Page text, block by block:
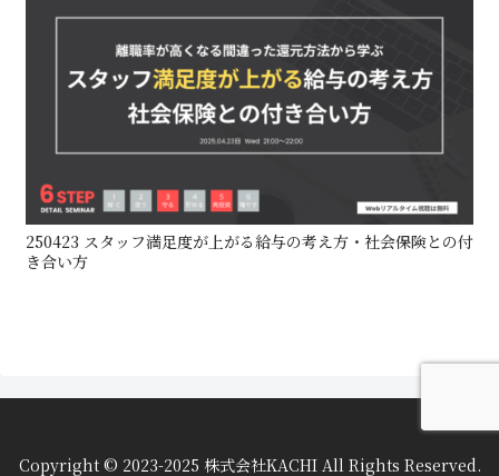
250423 スタッフ満足度が上がる給与の考え方・社会保険との付
き合い方
Copyright © 2023-2025 株式会社KACHI All Rights Reserved.